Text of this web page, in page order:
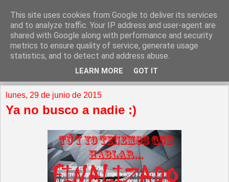
lunes, 29 de junio de 2015
Ya no busco a nadie :)
This site uses cookies from Google to deliver its services
and to analyze traffic. Your IP address and user-agent are
shared with Google along with performance and security
metrics to ensure quality of service, generate usage
statistics, and to detect and address abuse.
LEARN MORE GOT IT